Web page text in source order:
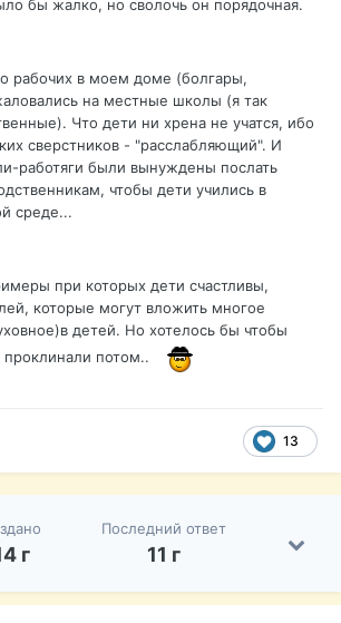
бы жалко, но сволочь он порядочная.
рабочих в моем доме (болгары,
на местные школы (я так
Что дети ни хрена не учатся, ибо
сверстников - "расслабляющий". И
работяги были вынуждены послать
чтобы дети учились в
среде...
при которых дети счастливы,
которые могут вложить многое
детей. Но хотелось бы чтобы
потом..
13
г
Последний ответ
11 г